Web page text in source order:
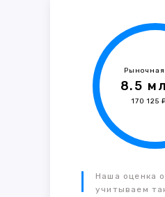
8.5
170 125
Наша оценка
учитываем